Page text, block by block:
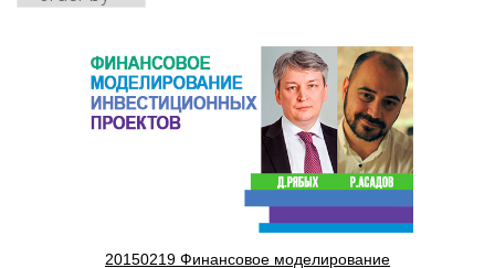
20150219 Финансовое моделирование